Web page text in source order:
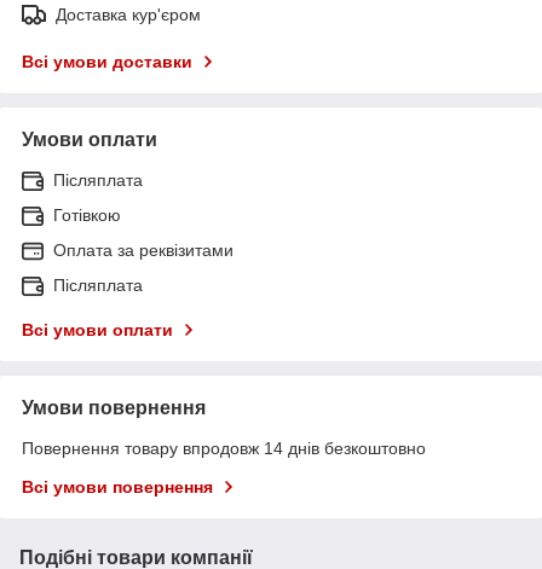
Доставка кур'єром
Всі умови доставки
Умови оплати
Післяплата
Готівкою
Оплата за реквізитами
Післяплата
Всі умови оплати
Умови повернення
Повернення товару впродовж 14 днів безкоштовно
Всі умови повернення
Подібні товари компанії